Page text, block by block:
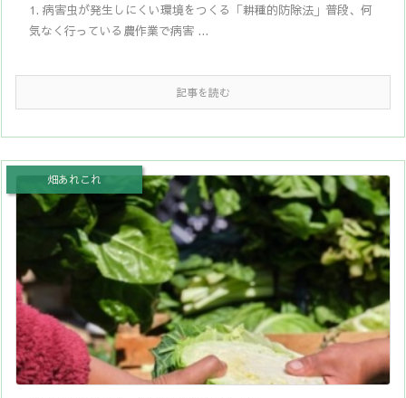
1. 病害虫が発生しにくい環境をつくる「耕種的防除法」普段、何
気なく行っている農作業で病害 ...
記事を読む
畑あれこれ